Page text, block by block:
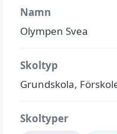
Namn
Olympen Svea
Skoltyp
Grundskola,
Skoltyper